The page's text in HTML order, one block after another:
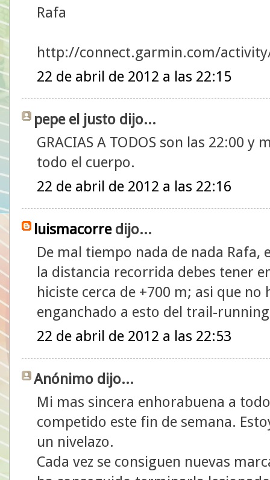
Rafa
http://connect.garmin.com/
22 de abril de 2012 a las 22:15
pepe el justo dijo...
GRACIAS A TODOS son las 22:00
todo el cuerpo.
22 de abril de 2012 a las 22:16
luismacorredijo...
De mal tiempo nada de nada
la distancia recorrida debes tener
hiciste cerca de +700 m; asi que no
enganchado a esto del trail-
22 de abril de 2012 a las 22:53
Anónimo dijo...
Mi mas sincera enhorabuena a
competido este fin de semana.
un nivelazo.
Cada vez se consiguen nuevas